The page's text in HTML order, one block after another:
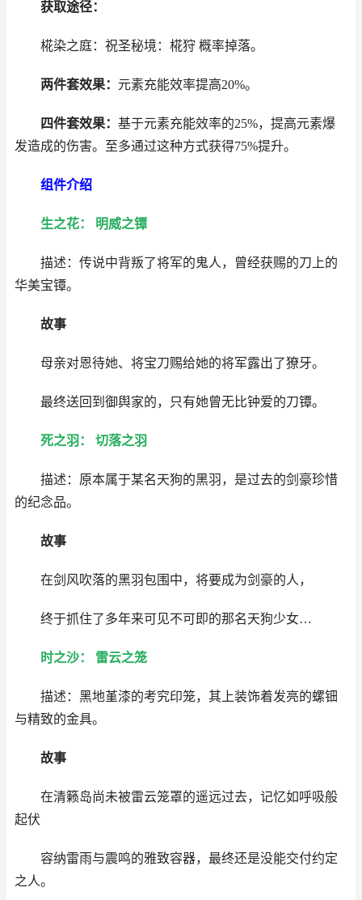
获取途径：
椛染之庭：祝圣秘境：椛狩 概率掉落。
两件套效果： 元素充能效率提高20%。
四件套效果： 基于元素充能效率的25%，提高元素爆
发造成的伤害。至多通过这种方式获得75%提升。
组件介绍
生之花： 明威之镡
描述：传说中背叛了将军的鬼人，曾经获赐的刀上的
华美宝镡。
故事
母亲对恩待她、将宝刀赐给她的将军露出了獠牙。
最终送回到御舆家的，只有她曾无比钟爱的刀镡。
死之羽： 切落之羽
描述：原本属于某名天狗的黑羽，是过去的剑豪珍惜
的纪念品。
故事
在剑风吹落的黑羽包围中，将要成为剑豪的人，
终于抓住了多年来可见不可即的那名天狗少女…
时之沙： 雷云之笼
描述：黑地堇漆的考究印笼，其上装饰着发亮的螺钿
与精致的金具。
故事
在清籁岛尚未被雷云笼罩的遥远过去，记忆如呼吸般
起伏
容纳雷雨与震鸣的雅致容器，最终还是没能交付约定
之人。